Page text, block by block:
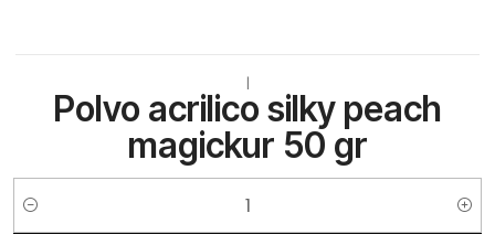
Polvo acrilico silky peach
magickur 50 gr
Cantidad